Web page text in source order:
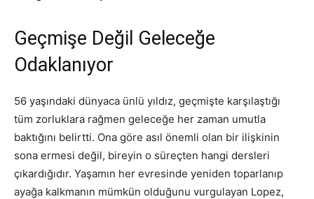
Geçmişe Değil Geleceğe
Odaklanıyor
56 yaşındaki dünyaca ünlü yıldız, geçmişte karşılaştığı
tüm zorluklara rağmen geleceğe her zaman umutla
baktığını belirtti. Ona göre asıl önemli olan bir ilişkinin
sona ermesi değil, bireyin o süreçten hangi dersleri
çıkardığıdır. Yaşamın her evresinde yeniden toparlanıp
ayağa kalkmanın mümkün olduğunu vurgulayan Lopez,